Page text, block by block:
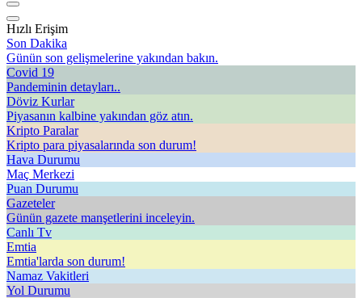
Hızlı Erişim
Son Dakika
Günün son gelişmelerine yakından bakın.
Covid 19
Pandeminin detayları..
Döviz Kurlar
Piyasanın kalbine yakından göz atın.
Kripto Paralar
Kripto para piyasalarında son durum!
Hava Durumu
Maç Merkezi
Puan Durumu
Gazeteler
Günün gazete manşetlerini inceleyin.
Canlı Tv
Emtia
Emtia'larda son durum!
Namaz Vakitleri
Yol Durumu